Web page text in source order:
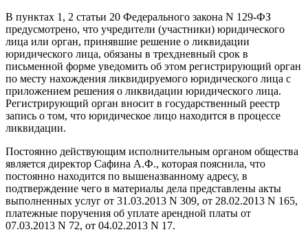
В пунктах 1, 2 статьи 20 Федерального закона N 129-ФЗ
предусмотрено, что учредители (участники) юридического
лица или орган, принявшие решение о ликвидации
юридического лица, обязаны в трехдневный срок в
письменной форме уведомить об этом регистрирующий орган
по месту нахождения ликвидируемого юридического лица с
приложением решения о ликвидации юридического лица.
Регистрирующий орган вносит в государственный реестр
запись о том, что юридическое лицо находится в процессе
ликвидации.
Постоянно действующим исполнительным органом общества
является директор Сафина А.Ф., которая пояснила, что
постоянно находится по вышеназванному адресу, в
подтверждение чего в материалы дела представлены акты
выполненных услуг от 31.03.2013 N 309, от 28.02.2013 N 165,
платежные поручения об уплате арендной платы от
07.03.2013 N 72, от 04.02.2013 N 17.